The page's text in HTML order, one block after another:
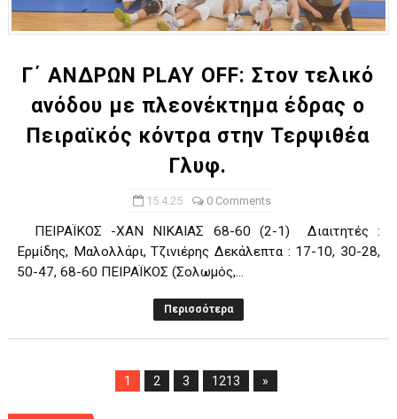
Γ΄ ΑΝΔΡΩΝ PLAY OFF: Στον τελικό
ανόδου με πλεονέκτημα έδρας ο
Πειραϊκός κόντρα στην Τερψιθέα
Γλυφ.
15.4.25 0 Comments
ΠΕΙΡΑΪΚΟΣ -ΧΑΝ ΝΙΚΑΙΑΣ 68-60 (2-1) Διαιτητές :
Ερμίδης, Μαλολλάρι, Τζινιέρης Δεκάλεπτα : 17-10, 30-28,
50-47, 68-60 ΠΕΙΡΑΪΚΟΣ (Σολωμός,...
Περισσότερα
1 2 3 1213 »